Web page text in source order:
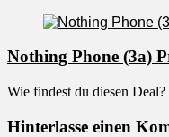
Nothing Phone (3a)
Wie findest du diesen Deal?
Hinterlasse einen